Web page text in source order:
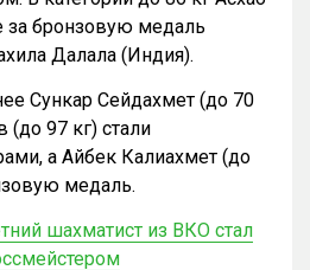
бронзовую медаль
Далала (Индия).
Сункар Сейдахмет (до 70
(до 97 кг) стали
а Айбек Калиахмет (до
медаль.
шахматист из ВКО стал